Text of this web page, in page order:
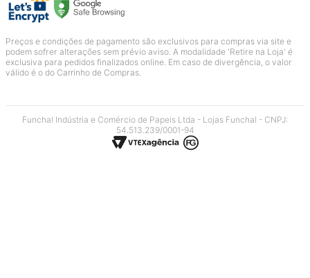
Preços e condições de pagamento são exclusivos para compras via site e
podem sofrer alterações sem prévio aviso. A modalidade 'Retire na Loja' é
exclusiva para pedidos finalizados online. Em caso de divergência, o valor
válido é o do Carrinho de Compras.
Funchal Indústria e Comércio de Papeis Ltda - Lojas Funchal - CNPJ:
54.513.239/0001-94